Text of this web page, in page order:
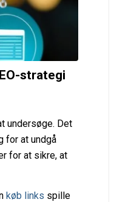
strategi
undersøge. Det
for at undgå
for at sikre, at
køb links spille